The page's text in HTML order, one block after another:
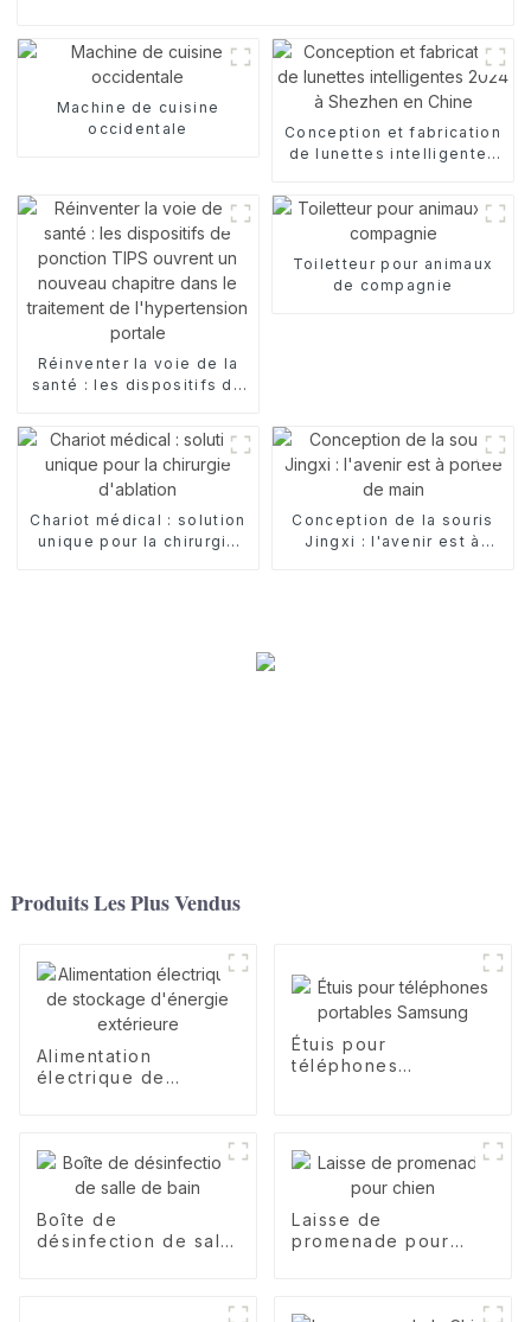
Machine de cuisine
occidentale
Conception et fabrication
de lunettes intelligentes
Réinventer la voie de la
santé : les dispositifs de
nouveau chapitre dans le
traitement de
l'hypertension portale
Toiletteur pour animaux
de compagnie
Chariot médical : solution
unique pour la chirurgie
Conception de la souris
Jingxi : l'avenir est à
Produits Les Plus Vendus
Alimentation
électrique de
Étuis pour
téléphones
Boîte de
désinfection de salle
Laisse de
promenade pour